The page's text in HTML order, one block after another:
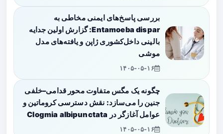
بررسی پاسخ‌های ایمنی مخاطی به
Entamoeba dispar: گزارش اولین جدایه
بالینی داخل‌کشوری ژاپن و یافته‌های مدل
موشی
۱۴۰۵-۰۵-۱۶
چگونه یک مگس متفاوت محور قدامی–خلفی
جنین را می‌سازد: نقش دسترسی کروماتین و
عوامل آغازگر در Clogmia albipunctata
۱۴۰۵-۰۵-۱۶